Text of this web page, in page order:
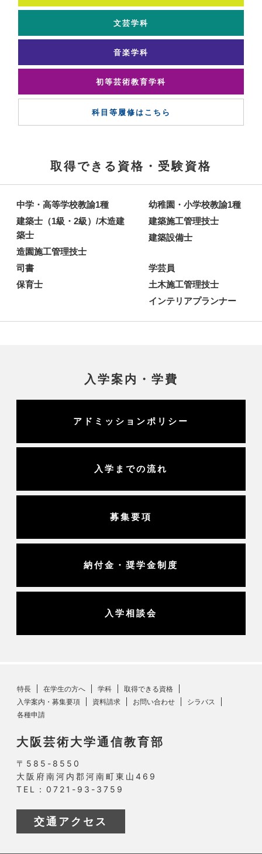
文芸学科
音楽学科
初等芸術教育学科
科目等履修はこちら
取得できる資格・受験資格
中学・高等学校教諭1種
建築士（1級・2級）/木造建
築士
造園施工管理技士
幼稚園・小学校教諭1種
建築施工管理技士
建築設備士
学芸員
土木施工管理技士
インテリアプランナー
司書
保育士
入学案内・学費
アドミッションポリシー
入学までの流れ
募集要項
納付金・奨学金制度
入学相談会
特長 在学生の方へ 学科
取得できる資格
入学案内・募集要項
資料請求 お問い合わせ
シラバス
各種申請
大阪芸術大学通信教育部
〒585-8550
大阪府南河内郡河南町東山469
TEL：0721-93-3759
交通アクセス